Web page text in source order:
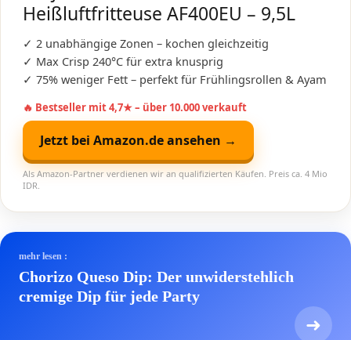
Heißluftfritteuse AF400EU – 9,5L
✓ 2 unabhängige Zonen – kochen gleichzeitig
✓ Max Crisp 240°C für extra knusprig
✓ 75% weniger Fett – perfekt für Frühlingsrollen & Ayam
🔥 Bestseller mit 4,7★ – über 10.000 verkauft
Jetzt bei Amazon.de ansehen →
Als Amazon-Partner verdienen wir an qualifizierten Käufen. Preis ca. 4 Mio
IDR.
mehr lesen :
Chorizo Queso Dip: Der unwiderstehlich
cremige Dip für jede Party
➜